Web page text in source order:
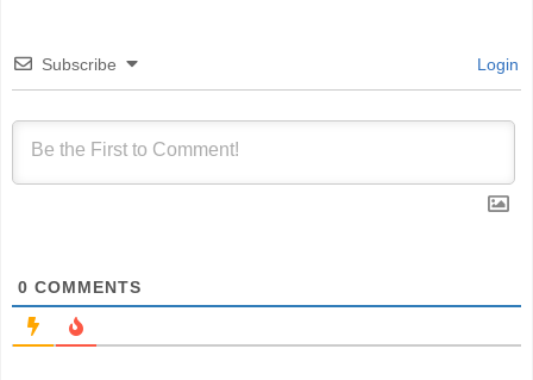
Subscribe Login
0 COMMENTS